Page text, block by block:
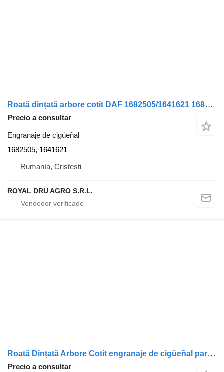
Roată dințată arbore cotit DAF 1682505/1641621 1682505, 1641621 engranaje de cigüeñal para camión
Precio a consultar
Engranaje de cigüeñal
1682505, 1641621
Rumanía, Cristesti
ROYAL DRU AGRO S.R.L.
Roată Dințată Arbore Cotit engranaje de cigüeñal para Volvo 8192636 / 8192578 camión
Precio a consultar